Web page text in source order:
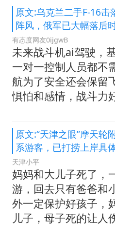
原文:乌克兰二手F-16
阵风，俄军已大幅落后
有态度网友0ijgwB
未来战斗机ai驾驶，
一对一控制人员都不
航为了安全还会保留
惧怕和感情，战斗力
原文:“天津之眼”摩天轮
系游客，已打捞上岸具
天津小平
妈妈和大儿子死了，
游，回去只有爸爸和
外一定保护好孩子，
儿子，母子死的让人